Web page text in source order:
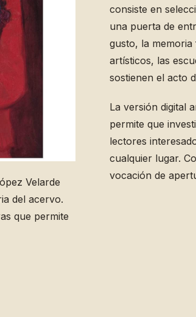
Velarde
del acervo.
que permite
consiste en
una puerta de
gusto, la
artísticos, las
sostienen el acto
La versión digital
permite que
lectores
cualquier lugar.
vocación de